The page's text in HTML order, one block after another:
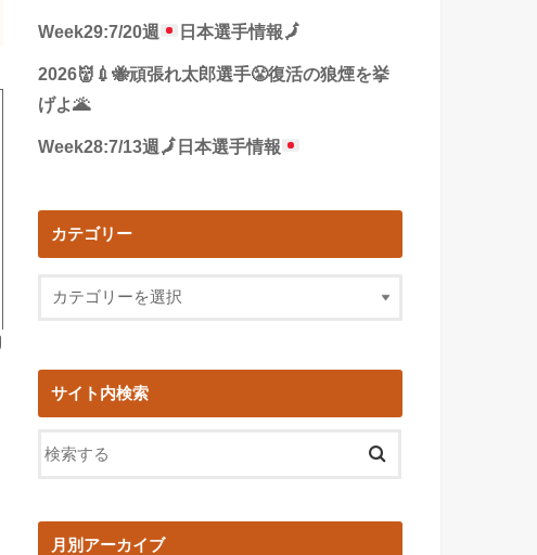
Week29:7/20週 日本選手情報🗾
2026👹💉🐝頑張れ太郎選手😤復活の狼煙を挙
げよ🌋
Week28:7/13週 🗾 日本選手情報
カテゴリー
サイト内検索
月別アーカイブ